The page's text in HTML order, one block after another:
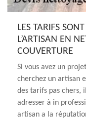
LES TARIFS
L’ARTISAN EN
COUVERTURE
Si vous avez un
cherchez un artisan
des tarifs pas chers,
adresser à in
artisan a la